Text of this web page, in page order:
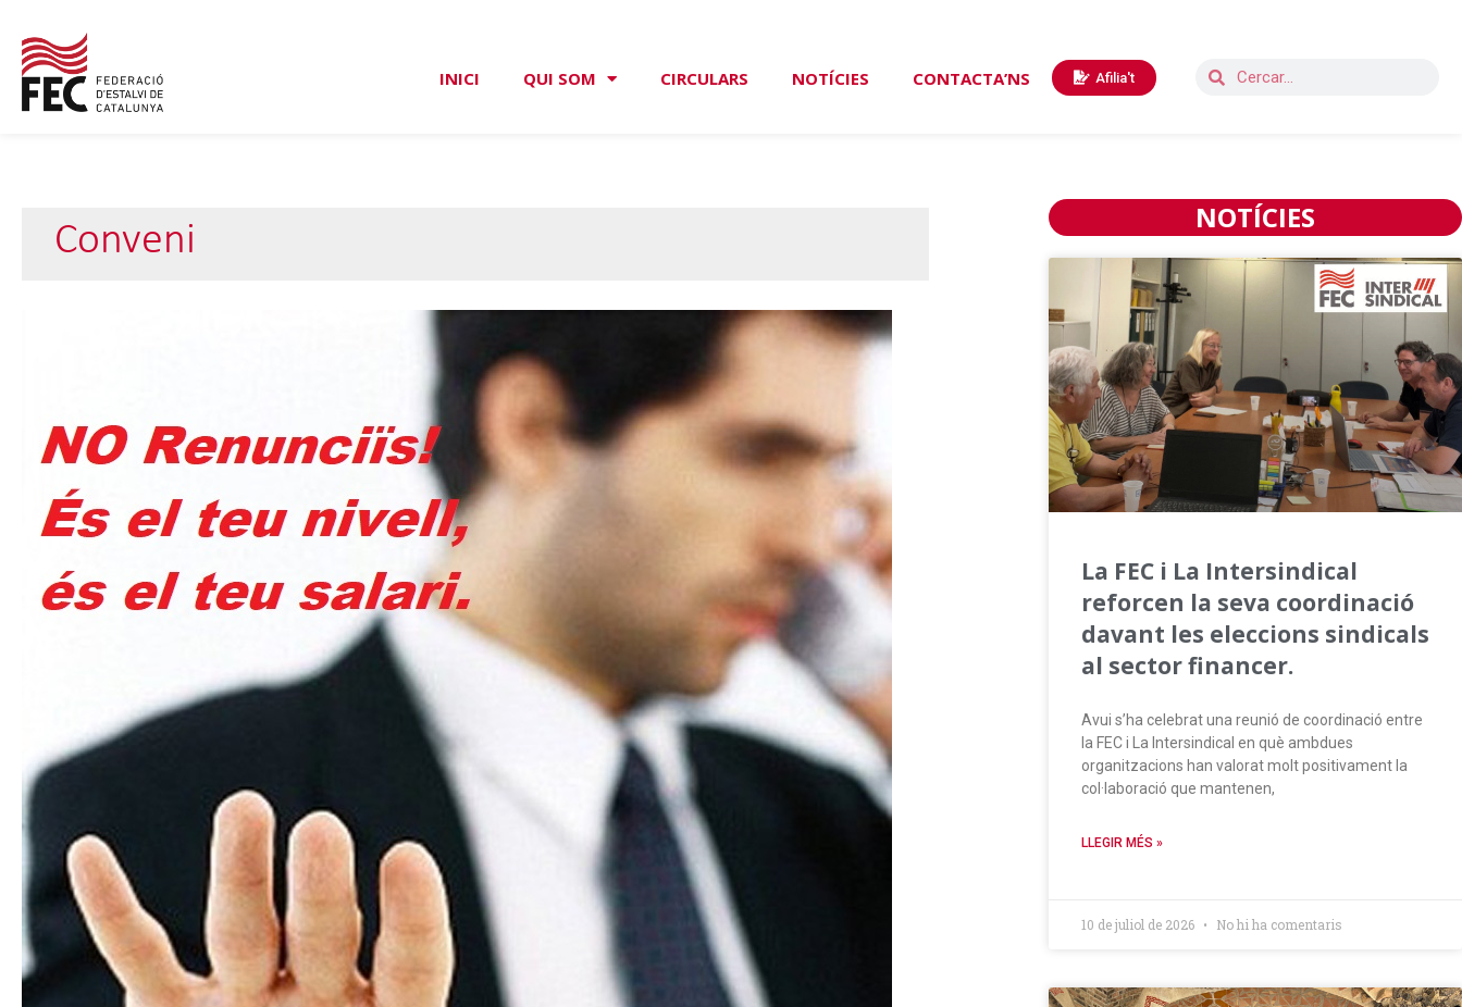
INICI QUI SOM CIRCULARS NOTÍCIES CONTACTA’NS Afilia't
Conveni
NOTÍCIES
La FEC i La Intersindical
reforcen la seva coordinació
davant les eleccions sindicals
al sector financer.
Avui s’ha celebrat una reunió de coordinació entre
la FEC i La Intersindical en què ambdues
organitzacions han valorat molt positivament la
col·laboració que mantenen,
LLEGIR MÉS »
10 de juliol de 2026 No hi ha comentaris